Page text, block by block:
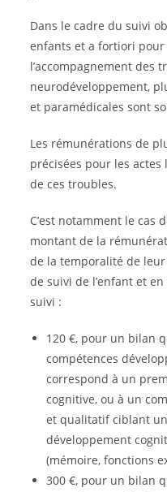
Dans le cadre du suivi
enfants et a fortiori
l’accompagnement des
neurodéveloppement,
et paramédicales sont
Les rémunérations de
précisées pour les
de ces troubles.
C’est notamment le cas
montant de la
de la temporalité de
de suivi de l’enfant et
suivi :
120 €, pour un bilan
compétences
correspond à un
cognitive, ou à un
et qualitatif ciblant
développement
(mémoire, fonctions
300 €, pour un bilan